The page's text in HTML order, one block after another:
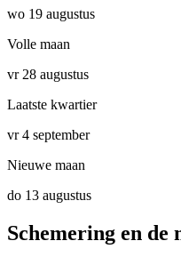
wo 19 augustus
Volle maan
vr 28 augustus
Laatste kwartier
vr 4 september
Nieuwe maan
do 13 augustus
Schemering en de